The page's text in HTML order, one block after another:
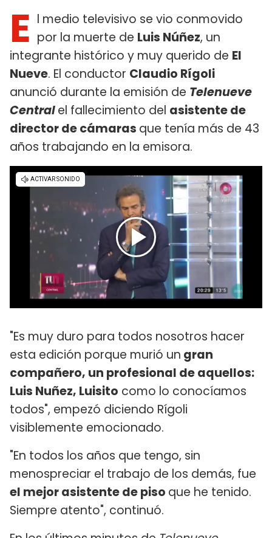
E l medio televisivo se vio conmovido
por la muerte de Luis Núñez, un
integrante histórico y muy querido de El
Nueve. El conductor Claudio Rígoli
anunció durante la emisión de Telenueve
Centralel fallecimiento del asistente de
director de cámaras que tenía más de 43
años trabajando en la emisora.
"Es muy duro para todos nosotros hacer
esta edición porque murió un gran
compañero, un profesional de aquellos:
Luis Nuñez, Luisito como lo conocíamos
todos", empezó diciendo Rígoli
visiblemente emocionado.
"En todos los años que tengo, sin
menospreciar el trabajo de los demás, fue
el mejor asistente de piso que he tenido.
Siempre atento", continuó.